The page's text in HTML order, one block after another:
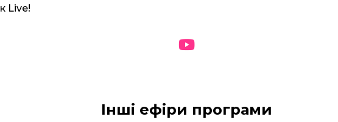
Live!
Інші ефіри програми